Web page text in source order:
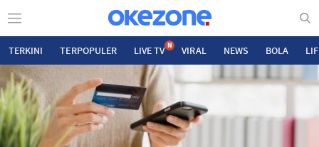
TERKINI TERPOPULER LIVE TV N VIRAL NEWS BOLA